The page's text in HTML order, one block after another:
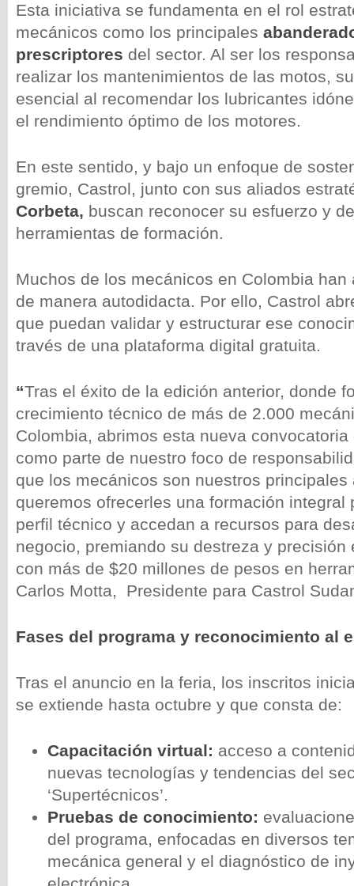
Esta iniciativa se fundamenta en el rol
mecánicos como los principales
prescriptores del sector. Al ser los
realizar los mantenimientos de las motos,
esencial al recomendar los lubricantes
el rendimiento óptimo de los motores.
En este sentido, y bajo un enfoque de
gremio, Castrol, junto con sus aliados
Corbeta, buscan reconocer su esfuerzo y
herramientas de formación.
Muchos de los mecánicos en Colombia han
de manera autodidacta. Por ello, Castrol
que puedan validar y estructurar ese
través de una plataforma digital gratuita.
“Tras el éxito de la edición anterior, donde
crecimiento técnico de más de 2.000
Colombia, abrimos esta nueva convocatoria
como parte de nuestro foco de
que los mecánicos son nuestros principales
queremos ofrecerles una formación integral
perfil técnico y accedan a recursos para
negocio, premiando su destreza y precisión
con más de $20 millones de pesos en
Carlos Motta, Presidente para Castrol
Fases del programa y reconocimiento al
Tras el anuncio en la feria, los inscritos
se extiende hasta octubre y que consta de:
Capacitación virtual: acceso a
nuevas tecnologías y tendencias del
‘Supertécnicos’.
Pruebas de conocimiento:
del programa, enfocadas en diversos
mecánica general y el diagnóstico de